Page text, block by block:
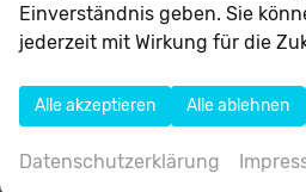
IHR PARTNER FÜR
HANDICAP
Als spezialisierter
Ansprechpartner für
behindertengerechte
Einverständnis geben. Sie
jederzeit mit Wirkung für die
Alle akzeptieren Alle ablehnen
Datenschutzerklärung